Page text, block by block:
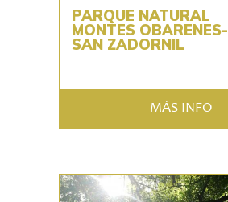
PARQUE NATURAL
MONTES OBARENES-
SAN ZADORNIL
MÁS INFO